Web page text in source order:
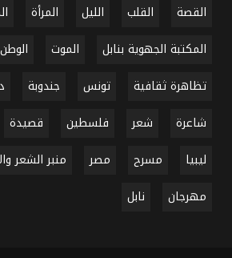
القصة
القلب الليل المرأة
المكتبة الجهوية بنابل
الموت الوطن
تظاهرة ثقافية
تونس جندوبة
شاعرة
شعر فلسطين قصيدة
ليبيا
مسرح مصر
منبر الشعر
مهرجان
نابل